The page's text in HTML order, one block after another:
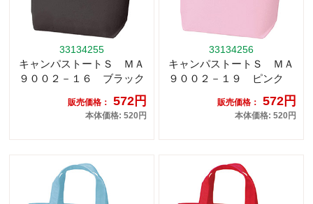
33134255
キャンパストートＳ ＭＡ
９００２－１６ ブラック
販売価格： 572円
本体価格: 520円
33134256
キャンパストートＳ ＭＡ
９００２－１９ ピンク
販売価格： 572円
本体価格: 520円